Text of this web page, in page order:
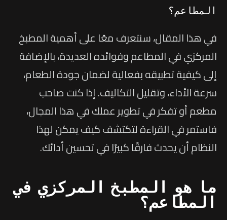
المطاعم؟
في هذا المقال، سنتعرف معًا على أهمية المطبخ
المركزي في المطاعم وفوائده العديدة، بالإضافة
إلى كيفية تطبيقه بفعالية لضمان جودة الطعام،
سرعة الأداء، وتقليل التكاليف. إذا كنت صاحب
مطعم أو تفكر في تطوير عملك في هذا المجال،
فاستمر في القراءة لتكتشف كيف يمكن لهذا
النظام أن يحدث فارقًا كبيرًا في تحسين أدائك.
ما هو المطبخ المركزي في
المطاعم؟